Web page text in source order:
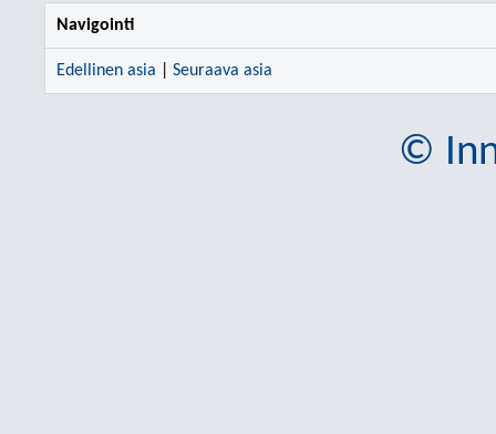
Navigointi
Edellinen asia Seuraava asia
©